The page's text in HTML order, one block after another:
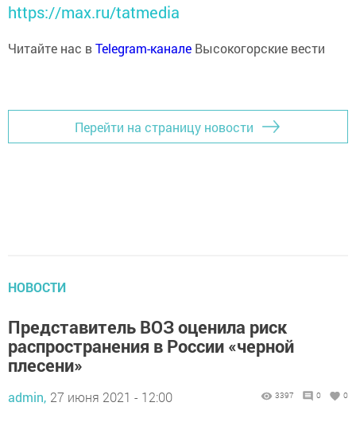
https://max.ru/tatmedia
Читайте нас вTelegram-канале Высокогорские вести
Перейти на страницу новости
НОВОСТИ
Представитель ВОЗ оценила риск
распространения в России «черной
плесени»
admin, 27 июня 2021 - 12:00 3397 0 0